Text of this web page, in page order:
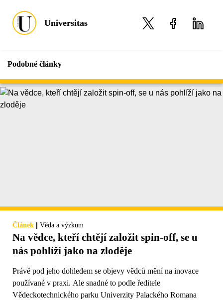
Universitas
Podobné články
Článek | Věda a výzkum
Na vědce, kteří chtějí založit spin-off, se u
nás pohlíží jako na zloděje
Právě pod jeho dohledem se objevy vědců mění na inovace
používané v praxi. Ale snadné to podle ředitele
Vědeckotechnického parku Univerzity Palackého Romana